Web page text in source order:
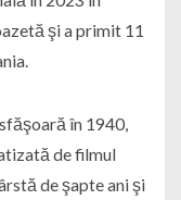
şi a primit 11
în 1940,
de filmul
de şapte ani şi